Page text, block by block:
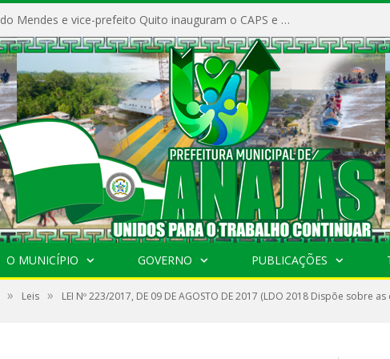
Prefeito Vivaldo Mendes e vice-prefeito Quito inauguram o CAPS e fortalecem a saúde pública em Anajás.
O MUNICÍPIO GOVERNO PUBLICAÇÕES
» Leis » LEI Nº 223/2017, DE 09 DE AGOSTO DE 2017 (LDO 2018 Dispõe